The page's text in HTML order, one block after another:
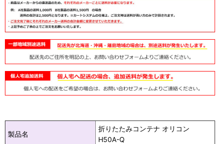
製品名
折りたたみコンテナ オリコン
H50A-Q